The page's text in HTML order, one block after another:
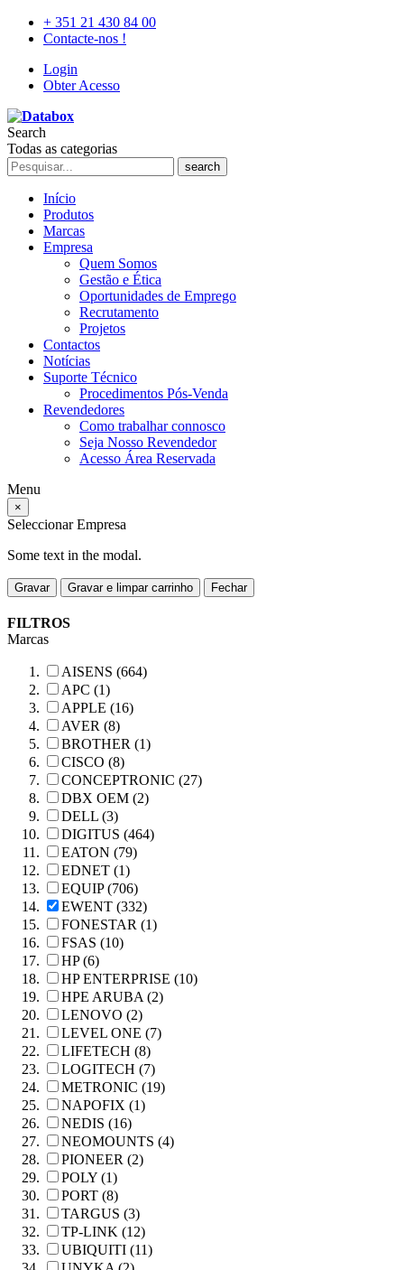
+ 351 21 430 84 00
Contacte-nos !
Login
Obter Acesso
Search
Todas as categorias
search
Início
Produtos
Marcas
Empresa
Quem Somos
Gestão e Ética
Oportunidades de Emprego
Recrutamento
Projetos
Contactos
Notícias
Suporte Técnico
Procedimentos Pós-Venda
Revendedores
Como trabalhar connosco
Seja Nosso Revendedor
Acesso Área Reservada
Menu
×
Seleccionar Empresa
Some text in the modal.
Gravar Gravar e limpar carrinho Fechar
FILTROS
Marcas
AISENS (664)
APC (1)
APPLE (16)
AVER (8)
BROTHER (1)
CISCO (8)
CONCEPTRONIC (27)
DBX OEM (2)
DELL (3)
DIGITUS (464)
EATON (79)
EDNET (1)
EQUIP (706)
EWENT (332)
FONESTAR (1)
FSAS (10)
HP (6)
HP ENTERPRISE (10)
HPE ARUBA (2)
LENOVO (2)
LEVEL ONE (7)
LIFETECH (8)
LOGITECH (7)
METRONIC (19)
NAPOFIX (1)
NEDIS (16)
NEOMOUNTS (4)
PIONEER (2)
POLY (1)
PORT (8)
TARGUS (3)
TP-LINK (12)
UBIQUITI (11)